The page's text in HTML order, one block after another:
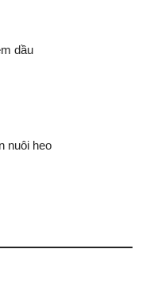
dầu
nuôi heo